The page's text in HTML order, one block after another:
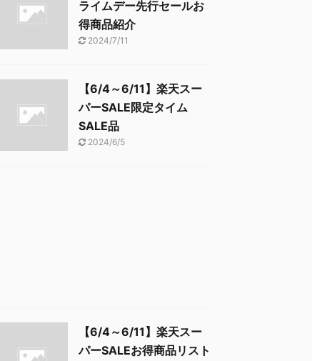
ライムデー先行セールお
得商品紹介
2024/7/11
【6/4～6/11】楽天スー
パーSALE限定タイム
SALE品
2024/6/5
【6/4～6/11】楽天スー
パーSALEお得商品リスト